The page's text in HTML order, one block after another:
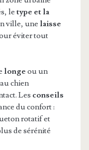
le type et la
ville, une laisse
éviter tout
longe ou un
chien
Les conseils
du confort :
rotatif et
de sérénité